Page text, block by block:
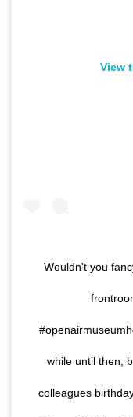
View
Wouldn't you
while until then,
colleagues